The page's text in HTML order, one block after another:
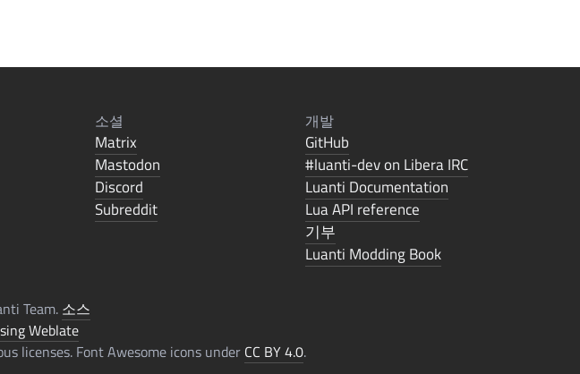
소셜
Matrix
Mastodon
Discord
Subreddit
개발
GitHub
#luanti-dev on Libera IRC
Luanti Documentation
Lua API reference
기부
Luanti Modding Book
Team. 소스
Weblate
licenses. Font Awesome icons under CC BY 4.0.